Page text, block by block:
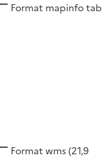
Format mapinfo tab
Format wms(21,9